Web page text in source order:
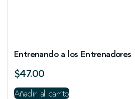
Entrenando a los Entrenadores
$47.00
Añadir al carrito